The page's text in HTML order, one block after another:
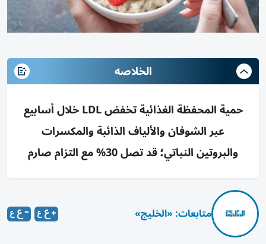
الخلاصه
حمية المحفظة الغذائية تخفض LDL خلال أسابيع
عبر الشوفان والألياف الذائبة والمكسرات
والبروتين النباتي؛ قد تصل 30% مع التزام صارم
متابعات: «الخليج»